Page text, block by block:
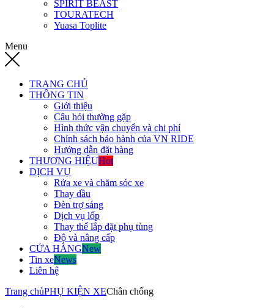
SPIRIT BEAST
TOURATECH
Yuasa Toplite
Menu
TRANG CHỦ
THÔNG TIN
Giới thiệu
Câu hỏi thường gặp
Hình thức vận chuyển và chi phí
Chính sách bảo hành của VN RIDE
Hướng dẫn đặt hàng
THƯƠNG HIỆUHot
DỊCH VỤ
Rửa xe và chăm sóc xe
Thay dầu
Đèn trợ sáng
Dịch vụ lốp
Thay thế lắp đặt phụ tùng
Độ và nâng cấp
CỬA HÀNGNew
Tin xeNews
Liên hệ
Trang chủPHỤ KIỆN XEChân chống